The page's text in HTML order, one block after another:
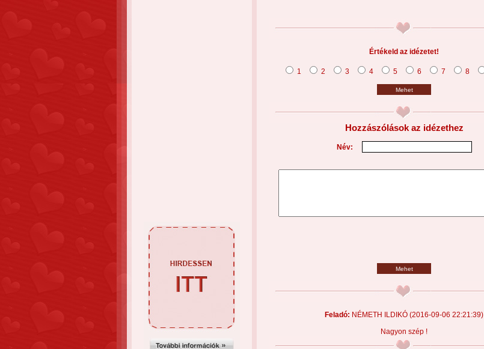
Értékeld az idézetet!
1 2 3 4 5 6 7 8
Mehet
Hozzászólások az idézethez
Név:
Mehet
Feladó: NÉMETH ILDIKÓ (2016-09-06 22:21:39)
Nagyon szép !